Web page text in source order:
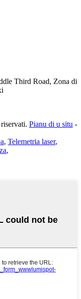
Third Road, Zona di
Pianu di u situ -
, Telemetria laser,
,